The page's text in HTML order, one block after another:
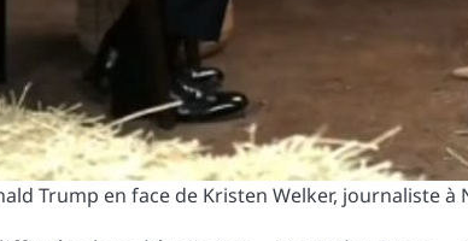
Trump en face de Kristen Welker, journaliste à